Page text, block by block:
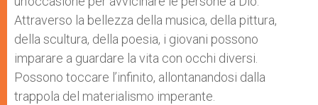
Attraverso la bellezza della musica, della pittura,
della scultura, della poesia, i giovani possono
imparare a guardare la vita con occhi diversi.
Possono toccare l’infinito, allontanandosi dalla
trappola del materialismo imperante.